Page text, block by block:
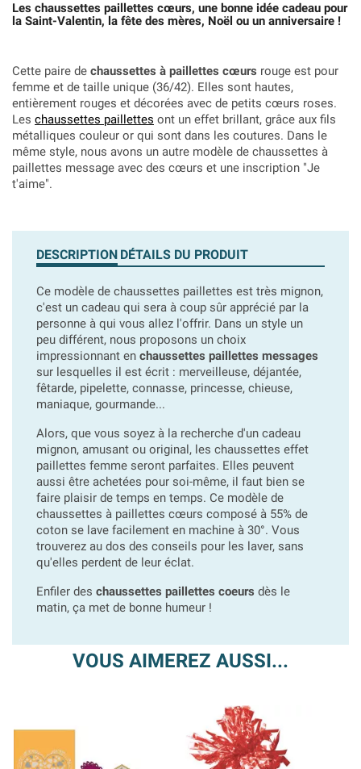
Les chaussettes paillettes cœurs, une bonne idée cadeau pour
la Saint-Valentin, la fête des mères, Noël ou un anniversaire !
Cette paire de chaussettes à paillettes cœurs rouge est pour
femme et de taille unique (36/42). Elles sont hautes,
entièrement rouges et décorées avec de petits cœurs roses.
Les chaussettes paillettes ont un effet brillant, grâce aux fils
métalliques couleur or qui sont dans les coutures. Dans le
même style, nous avons un autre modèle de chaussettes à
paillettes message avec des cœurs et une inscription "Je
t'aime".
DESCRIPTION DÉTAILS DU PRODUIT
Ce modèle de chaussettes paillettes est très mignon,
c'est un cadeau qui sera à coup sûr apprécié par la
personne à qui vous allez l'offrir. Dans un style un
peu différent, nous proposons un choix
impressionnant en chaussettes paillettes messages
sur lesquelles il est écrit : merveilleuse, déjantée,
fêtarde, pipelette, connasse, princesse, chieuse,
maniaque, gourmande...
Alors, que vous soyez à la recherche d'un cadeau
mignon, amusant ou original, les chaussettes effet
paillettes femme seront parfaites. Elles peuvent
aussi être achetées pour soi-même, il faut bien se
faire plaisir de temps en temps. Ce modèle de
chaussettes à paillettes cœurs composé à 55% de
coton se lave facilement en machine à 30°. Vous
trouverez au dos des conseils pour les laver, sans
qu'elles perdent de leur éclat.
Enfiler des chaussettes paillettes coeurs dès le
matin, ça met de bonne humeur !
VOUS AIMEREZ AUSSI...